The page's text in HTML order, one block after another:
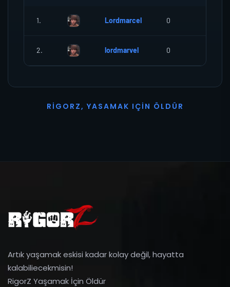
1. Lordmarcel 0
2. lordmarvel 0
R I G O R Z, YASAMAK I ÇI N Ö L D Ü R
Artık yaşamak eskisi kadar kolay değil, hayatta
kalabiliecekmisin!
RigorZ Yaşamak İçin Öldür